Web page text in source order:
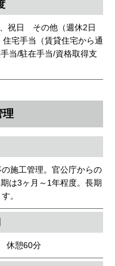
祝日 その他（週休2日
宅手当（賃貸住宅から通
当/駐在手当/資格取得支
理
施工管理。官公庁からの
は3ヶ月～1年程度。長期
。
休憩60分